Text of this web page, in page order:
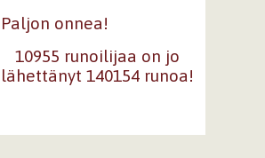
Paljon onnea!
10955 runoilijaa on jo
lähettänyt 140154 runoa!